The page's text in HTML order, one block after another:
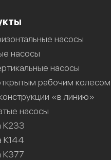
насосы
насосы
насосы
рабочим колесом
«в линию»
насосы
К233
К144
К377